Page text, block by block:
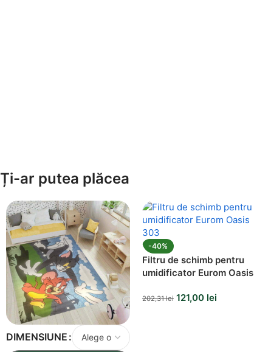
Ți-ar putea plăcea
DIMENSIUNE
-40%
Filtru de schimb pentru
umidificator Eurom Oasis
202,31lei 121,00 lei